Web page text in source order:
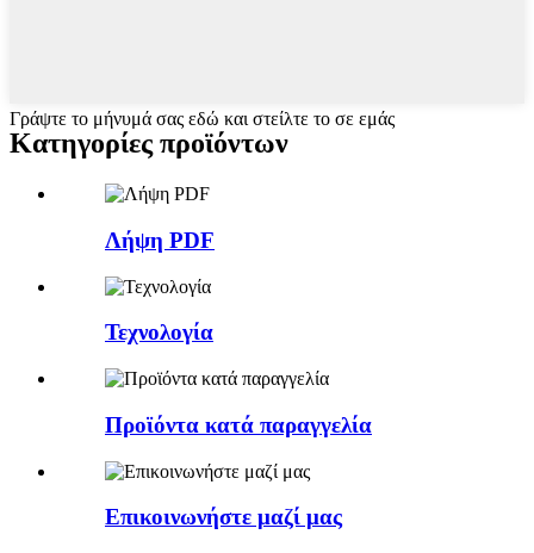
Γράψτε το μήνυμά σας εδώ και στείλτε το σε εμάς
Κατηγορίες προϊόντων
Λήψη PDF
Τεχνολογία
Προϊόντα κατά παραγγελία
Επικοινωνήστε μαζί μας